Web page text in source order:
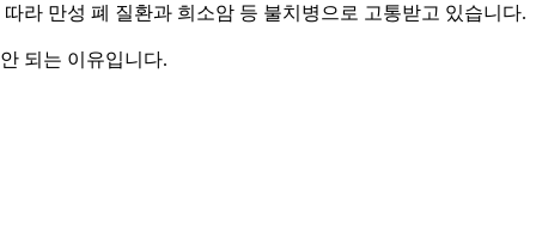
라 만성 폐 질환과 희소암 등 불치병으로 고통받고 있습니다.
되는 이유입니다.